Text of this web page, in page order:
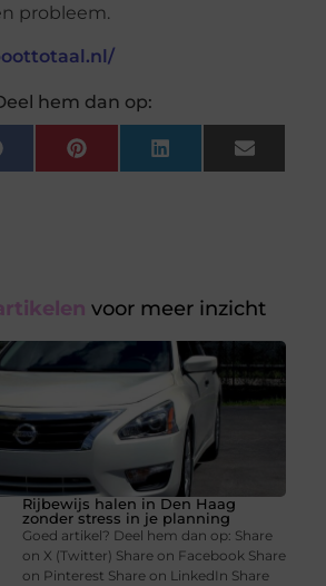
probleem.
hem dan op:
FacebookPinterest LinkedIn Email
voor meer inzicht
Rijbewijs halen in Den Haag
zonder stress in je planning
Goed artikel? Deel hem dan op: Share
on X (Twitter) Share on Facebook Share
on Pinterest Share on LinkedIn Share